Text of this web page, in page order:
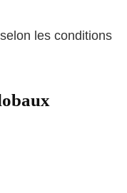
les conditions